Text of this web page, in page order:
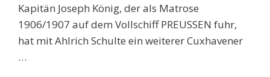
Kapitän Joseph König, der als Matrose
1906/1907 auf dem Vollschiff PREUSSEN fuhr,
hat mit Ahlrich Schulte ein weiterer Cuxhavener
…